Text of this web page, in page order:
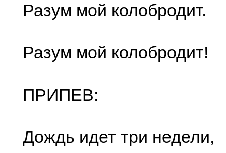
Разум мой колобродит.
Разум мой колобродит!
ПРИПЕВ:
Дождь идет три недели,